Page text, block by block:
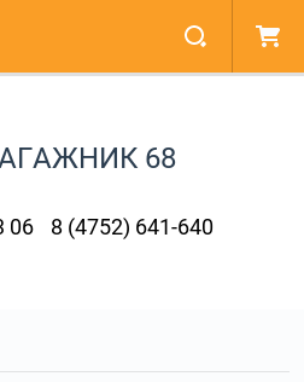
68
06 8 (4752) 641-640